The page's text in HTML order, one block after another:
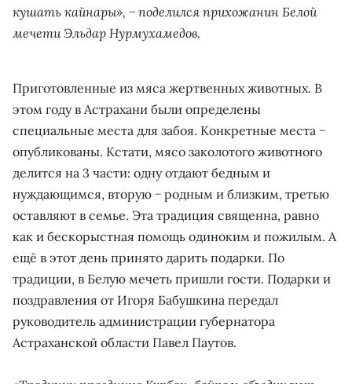
кушать кайнары», − поделился прихожанин Белой
мечети Эльдар Нурмухамедов.
Приготовленные из мяса жертвенных животных. В
этом году в Астрахани были определены
специальные места для забоя. Конкретные места −
опубликованы. Кстати, мясо заколотого животного
делится на 3 части: одну отдают бедным и
нуждающимся, вторую − родным и близким, третью
оставляют в семье. Эта традиция священна, равно
как и бескорыстная помощь одиноким и пожилым. А
ещё в этот день принято дарить подарки. По
традиции, в Белую мечеть пришли гости. Подарки и
поздравления от Игоря Бабушкина передал
руководитель администрации губернатора
Астраханской области Павел Паутов.